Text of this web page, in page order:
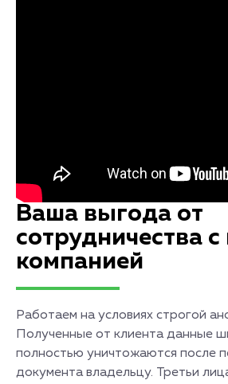
Ваша выгода от
сотрудничества
компанией
Работаем на условиях строгой
Полученные от клиента данные
полностью уничтожаются после
документа владельцу. Третьи